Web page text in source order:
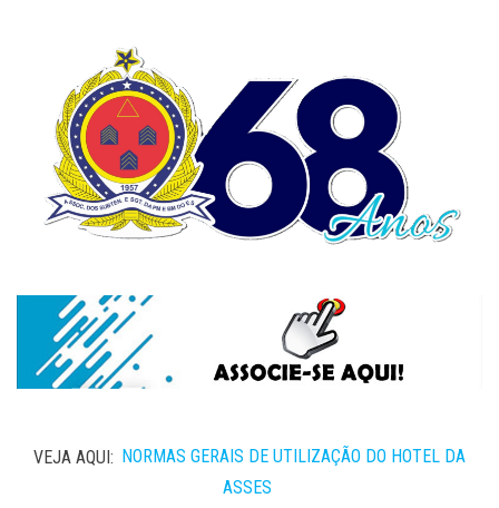
VEJA AQUI: NORMAS GERAIS DE UTILIZAÇÃO DO HOTEL DA
ASSES